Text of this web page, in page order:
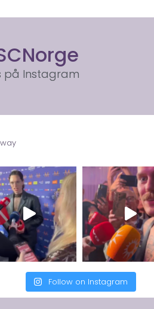
på Instagram
Follow on Instagram